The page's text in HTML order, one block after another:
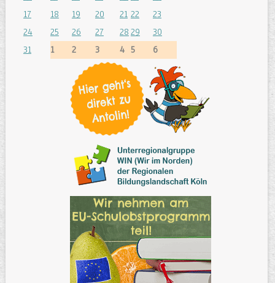
17
18 19 20 21 22
23
24
25 26 27 28 29
30
31
1 2 3 4 5 6